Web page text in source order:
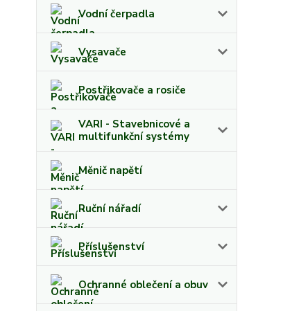
Vodní čerpadla
Vysavače
Postřikovače a rosiče
VARI - Stavebnicové a
multifunkční systémy
Měnič napětí
Ruční nářadí
Příslušenství
Ochranné oblečení a obuv